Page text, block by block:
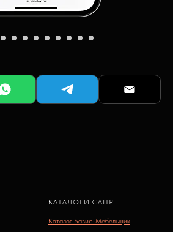
КАТАЛОГИ САПР
Каталог Базис-Мебельщик